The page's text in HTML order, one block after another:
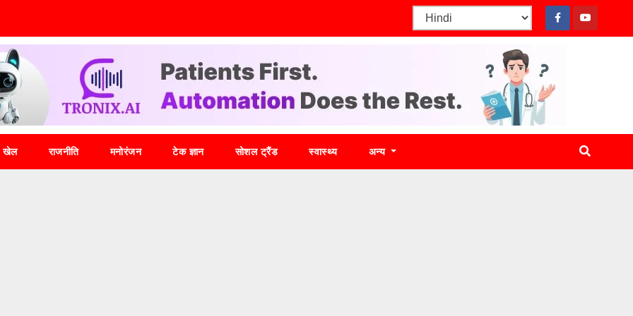
खेल राजनीति मनोरंजन टेक ज्ञान सोशल ट्रैंड स्वास्थ्य अन्य